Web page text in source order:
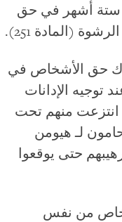
ستة أشهر في حق
(المادة 251).
حق الأشخاص في
توجيه الإدانات
انتزعت منهم تحت
لـ هيومن
حتى يوقعوا
من نفس